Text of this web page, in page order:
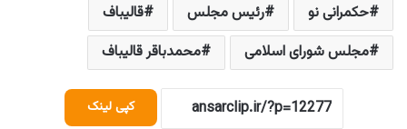
حکمرانی نو رئیس مجلس
قالیباف
مجلس شورای اسلامی
محمدباقر قالیباف
کپی لینک